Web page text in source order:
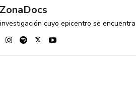
ZonaDocs
cuyo epicentro se